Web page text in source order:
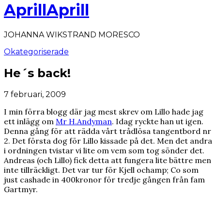
AprillAprill
JOHANNA WIKSTRAND MORESCO
Okategoriserade
He´s back!
7 februari, 2009
I min förra blogg där jag mest skrev om Lillo hade jag
ett inlägg om Mr H.Andyman. Idag ryckte han ut igen.
Denna gång för att rädda vårt trådlösa tangentbord nr
2. Det första dog för Lillo kissade på det. Men det andra
i ordningen tvistar vi lite om vem som tog sönder det.
Andreas (och Lillo) fick detta att fungera lite bättre men
inte tillräckligt. Det var tur för Kjell ochamp; Co som
just cashade in 400kronor för tredje gången från fam
Gartmyr.